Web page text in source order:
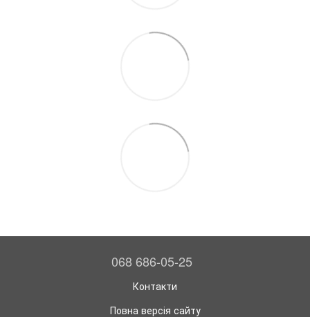
068 686-05-25
Контакти
Повна версія сайту